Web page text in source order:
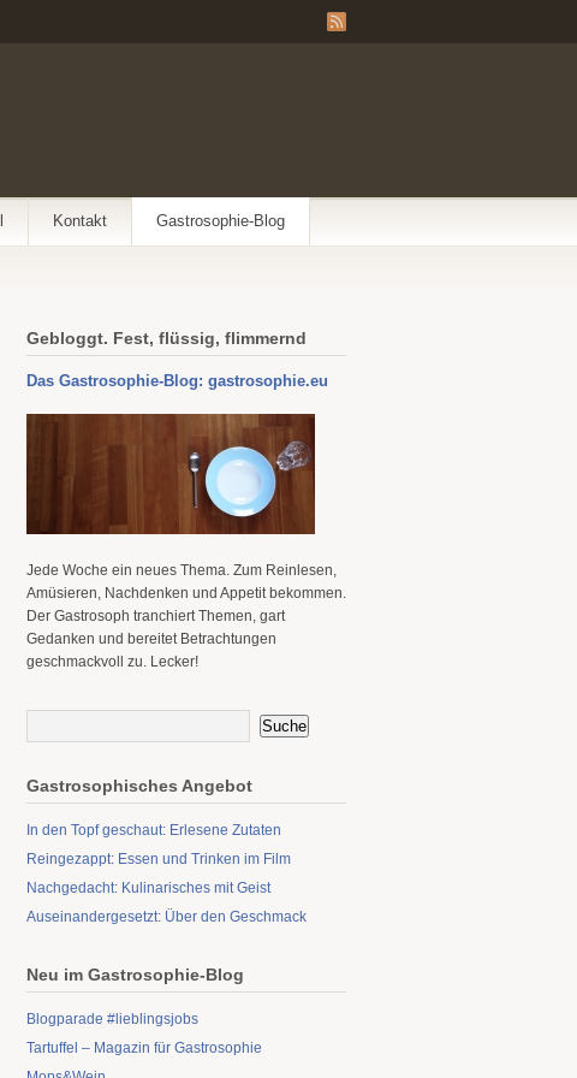
Kontakt Gastrosophie-Blog
Gebloggt. Fest, flüssig, flimmernd
Das Gastrosophie-Blog: gastrosophie.eu
Jede Woche ein neues Thema. Zum Reinlesen,
Amüsieren, Nachdenken und Appetit bekommen.
Der Gastrosoph tranchiert Themen, gart
Gedanken und bereitet Betrachtungen
geschmackvoll zu. Lecker!
Gastrosophisches Angebot
In den Topf geschaut: Erlesene Zutaten
Reingezappt: Essen und Trinken im Film
Nachgedacht: Kulinarisches mit Geist
Auseinandergesetzt: Über den Geschmack
Neu im Gastrosophie-Blog
Blogparade #lieblingsjobs
Tartuffel – Magazin für Gastrosophie